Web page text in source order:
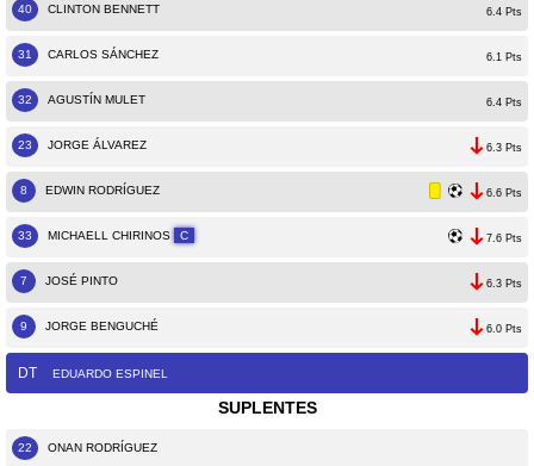
40 CLINTON BENNETT 6.4 Pts
31 CARLOS SÁNCHEZ 6.1 Pts
32 AGUSTÍN MULET 6.4 Pts
23 JORGE ÁLVAREZ 6.3 Pts
8 EDWIN RODRÍGUEZ 6.6 Pts
33 MICHAELL CHIRINOS C 7.6 Pts
7 JOSÉ PINTO 6.3 Pts
9 JORGE BENGUCHÉ 6.0 Pts
DT EDUARDO ESPINEL
SUPLENTES
22 ONAN RODRÍGUEZ